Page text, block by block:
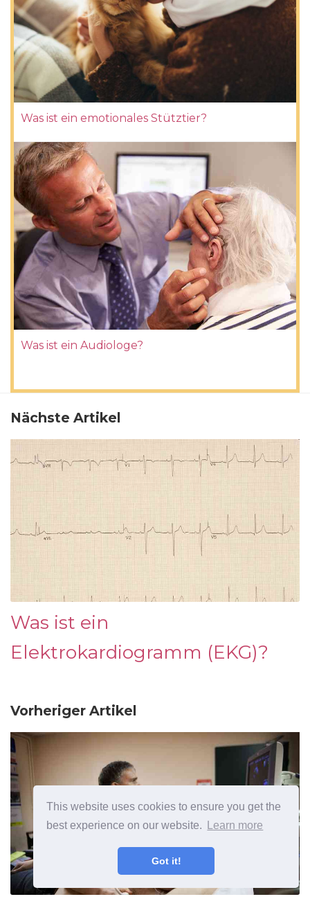
This website uses cookies to ensure you get the
best experience on our website.
Learn more
Got it!
Was ist ein emotionales Stütztier?
Was ist ein Audiologe?
Nächste Artikel
Was ist ein
Elektrokardiogramm (EKG)?
Vorheriger Artikel